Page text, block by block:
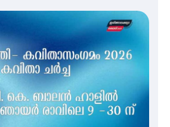
ക്യാമ്പ്
ചി – ക്വിഗോങ്ങ്